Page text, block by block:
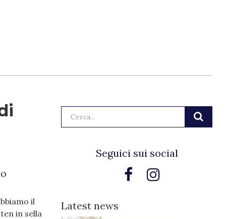
il
in sella
Seguici sui social
Latest news